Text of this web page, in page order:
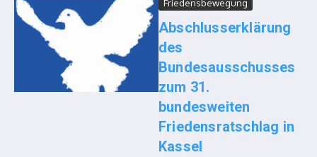
Friedensbewegung
Abschlusserklärung
des
Bundesausschusses
zum 31.
bundesweiten
Friedensratschlag in
Kassel